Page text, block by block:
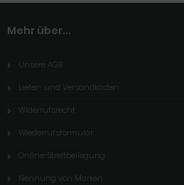
Mehr über...
Unsere AGB
Liefer- und Versandkosten
Widerrufsrecht
Wiederrufsformular
Online-Streitbeilegung
Nennung von Marken